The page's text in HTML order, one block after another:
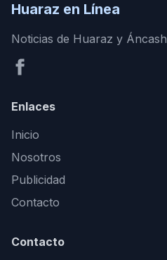
Huaraz en Línea
Noticias de Huaraz y Áncash
Enlaces
Inicio
Nosotros
Publicidad
Contacto
Contacto